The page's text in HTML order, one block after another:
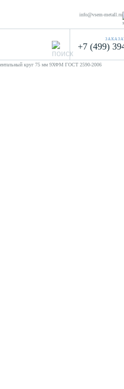
info@vsem-metall.ru
+7 (499)
круг 75 мм 9ХФМ ГОСТ 2590-2006